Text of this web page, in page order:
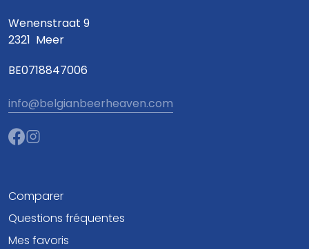
Wenenstraat 9
2321 Meer
BE0718847006
info@belgianbeerheaven.com
Comparer
Questions fréquentes
Mes favoris